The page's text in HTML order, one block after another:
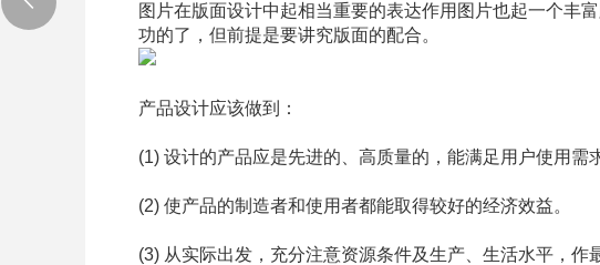
图片在版面设计中起相当重要的表达作用 图片也起一个丰
功的了，但前提是要讲究版面的配合。
产品设计应该做到：
(1) 设计的产品应是先进的、高质量的，能满足用户使用需
(2) 使产品的制造者和使用者都能取得较好的经济效益。
(3) 从实际出发，充分注意资源条件及生产、生活水平，作